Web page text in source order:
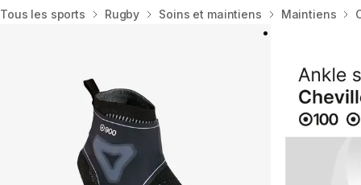
Accueil
Tous les sports Rugby Soins et maintiens Maintiens